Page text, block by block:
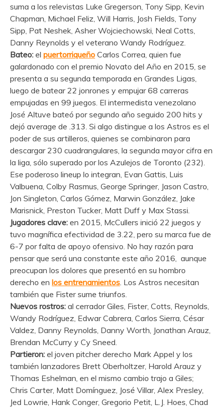
suma a los relevistas Luke Gregerson, Tony Sipp, Kevin
Chapman, Michael Feliz, Will Harris, Josh Fields, Tony
Sipp, Pat Neshek, Asher Wojciechowski, Neal Cotts,
Danny Reynolds y el veterano Wandy Rodríguez.
Bateo: el puertorriqueño Carlos Correa, quien fue
galardonado con el premio Novato del Año en 2015, se
presenta a su segunda temporada en Grandes Ligas,
luego de batear 22 jonrones y empujar 68 carreras
empujadas en 99 juegos. El intermedista venezolano
José Altuve bateó por segundo año seguido 200 hits y
dejó average de .313. Si algo distingue a los Astros es el
poder de sus artilleros, quienes se combinaron para
descargar 230 cuadrangulares, la segunda mayor cifra en
la liga, sólo superado por los Azulejos de Toronto (232).
Ese poderoso lineup lo integran, Evan Gattis, Luis
Valbuena, Colby Rasmus, George Springer, Jason Castro,
Jon Singleton, Carlos Gómez, Marwin González, Jake
Marisnick, Preston Tucker, Matt Duff y Max Stassi.
Jugadores clave: en 2015, McCullers inició 22 juegos y
tuvo magnífica efectividad de 3.22, pero su marca fue de
6-7 por falta de apoyo ofensivo. No hay razón para
pensar que será una constante este año 2016, aunque
preocupan los dolores que presentó en su hombro
derecho en los entrenamientos . Los Astros necesitan
también que Fister sume triunfos.
Nuevos rostros: al cerrador Giles, Fister, Cotts, Reynolds,
Wandy Rodríguez, Edwar Cabrera, Carlos Sierra, César
Valdez, Danny Reynolds, Danny Worth, Jonathan Arauz,
Brendan McCurry y Cy Sneed.
Partieron: el joven pitcher derecho Mark Appel y los
también lanzadores Brett Oberholtzer, Harold Arauz y
Thomas Eshelman, en el mismo cambio trajo a Giles;
Chris Carter, Matt Domínguez, José Villar, Alex Presley,
Jed Lowrie, Hank Conger, Gregorio Petit, L.J. Hoes, Chad